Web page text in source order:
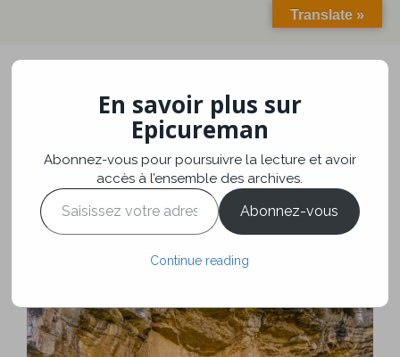
Au pays des
Chachapoyas
Translate »
En savoir plus sur
Epicureman
Abonnez-vous pour poursuivre la lecture et avoir
accès à l’ensemble des archives.
Saisissez
votre
adresse
Abonnez-vous
Continue reading